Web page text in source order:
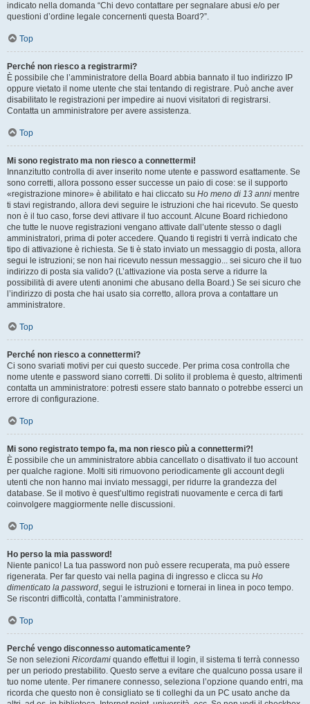
indicato nella domanda “Chi devo contattare per segnalare abusi e/o per
questioni d’ordine legale concernenti questa Board?”.
Top
Perché non riesco a registrarmi?
È possibile che l’amministratore della Board abbia bannato il tuo indirizzo IP
oppure vietato il nome utente che stai tentando di registrare. Può anche aver
disabilitato le registrazioni per impedire ai nuovi visitatori di registrarsi.
Contatta un amministratore per avere assistenza.
Top
Mi sono registrato ma non riesco a connettermi!
Innanzitutto controlla di aver inserito nome utente e password esattamente. Se
sono corretti, allora possono esser successe un paio di cose: se il supporto
«registrazione minore» è abilitato e hai cliccato su Ho meno di 13 anni mentre
ti stavi registrando, allora devi seguire le istruzioni che hai ricevuto. Se questo
non è il tuo caso, forse devi attivare il tuo account. Alcune Board richiedono
che tutte le nuove registrazioni vengano attivate dall’utente stesso o dagli
amministratori, prima di poter accedere. Quando ti registri ti verrà indicato che
tipo di attivazione è richiesta. Se ti è stato inviato un messaggio di posta, allora
segui le istruzioni; se non hai ricevuto nessun messaggio... sei sicuro che il tuo
indirizzo di posta sia valido? (L’attivazione via posta serve a ridurre la
possibilità di avere utenti anonimi che abusano della Board.) Se sei sicuro che
l’indirizzo di posta che hai usato sia corretto, allora prova a contattare un
amministratore.
Top
Perché non riesco a connettermi?
Ci sono svariati motivi per cui questo succede. Per prima cosa controlla che
nome utente e password siano corretti. Di solito il problema è questo, altrimenti
contatta un amministratore: potresti essere stato bannato o potrebbe esserci un
errore di configurazione.
Top
Mi sono registrato tempo fa, ma non riesco più a connettermi?!
È possibile che un amministratore abbia cancellato o disattivato il tuo account
per qualche ragione. Molti siti rimuovono periodicamente gli account degli
utenti che non hanno mai inviato messaggi, per ridurre la grandezza del
database. Se il motivo è quest’ultimo registrati nuovamente e cerca di farti
coinvolgere maggiormente nelle discussioni.
Top
Ho perso la mia password!
Niente panico! La tua password non può essere recuperata, ma può essere
rigenerata. Per far questo vai nella pagina di ingresso e clicca su Ho
dimenticato la password, segui le istruzioni e tornerai in linea in poco tempo.
Se riscontri difficoltà, contatta l’amministratore.
Top
Perché vengo disconnesso automaticamente?
Se non selezioni Ricordami quando effettui il login, il sistema ti terrà connesso
per un periodo prestabilito. Questo serve a evitare che qualcuno possa usare il
tuo nome utente. Per rimanere connesso, seleziona l’opzione quando entri, ma
ricorda che questo non è consigliato se ti colleghi da un PC usato anche da